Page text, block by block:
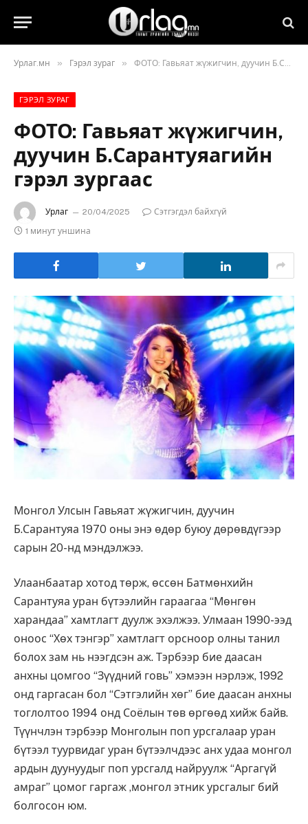
Урлаг.мн » Гэрэл зураг » ФОТО: Гавьяат жүжигчин, дуучин Б.Сарантуяагийн гэрэл зургаас
ГЭРЭЛ ЗУРАГ
ФОТО: Гавьяат жүжигчин,
дуучин Б.Сарантуяагийн
гэрэл зургаас
Урлаг 20/04/2025
Сэтгэгдэл байхгүй
1 минут уншина
Монгол Улсын Гавьяат жүжигчин, дуучин
Б.Сарантуяа 1970 оны энэ өдөр буюу дөрөвдүгээр
сарын 20-нд мэндэлжээ.
Улаанбаатар хотод төрж, өссөн Батмөнхийн
Сарантуяа уран бүтээлийн гараагаа “Мөнгөн
харандаа” хамтлагт дуулж эхэлжээ. Улмаан 1990-ээд
оноос “Хөх тэнгэр” хамтлагт орсноор олны танил
болох зам нь нээгдсэн аж. Тэрбээр бие даасан
анхны цомгоо “Зүүдний говь” хэмээн нэрлэж, 1992
онд гаргасан бол “Сэтгэлийн хөг” бие даасан анхны
тоглолтоо 1994 онд Соёлын төв өргөөд хийж байв.
Түүнчлэн тэрбээр Монголын поп урсгалаар уран
бүтээл туурвидаг уран бүтээлчдээс анх удаа монгол
ардын дуунуудыг поп урсгалд найруулж “Аргагүй
амраг” цомог гаргаж ,монгол этник урсгалыг бий
болгосон юм.